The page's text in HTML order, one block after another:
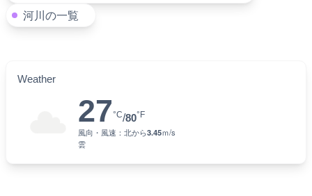
河川の一覧
Weather
27°C/80°F
風向・風速： 北から3.45ｍ/s
雲